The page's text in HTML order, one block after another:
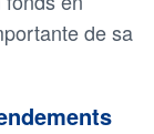
de sa